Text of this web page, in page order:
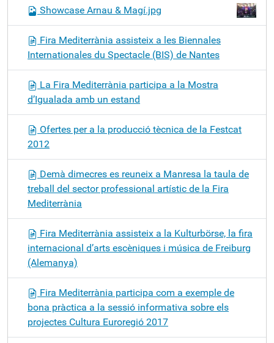
Showcase Arnau & Magí.jpg
Fira Mediterrània assisteix a les Biennales
Internationales du Spectacle (BIS) de Nantes
La Fira Mediterrània participa a la Mostra
d’Igualada amb un estand
Ofertes per a la producció tècnica de la Festcat
2012
Demà dimecres es reuneix a Manresa la taula de
treball del sector professional artístic de la Fira
Mediterrània
Fira Mediterrània assisteix a la Kulturbörse, la fira
internacional d’arts escèniques i música de Freiburg
(Alemanya)
Fira Mediterrània participa com a exemple de
bona pràctica a la sessió informativa sobre els
projectes Cultura Euroregió 2017